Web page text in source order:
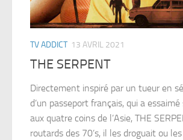
TV ADDICT 13 AVRIL 2021
THE SERPENT
Directement inspiré par un tueur en
d’un passeport français, qui a
aux quatre coins de l’Asie, THE
routards des 70’s, il les droguait ou